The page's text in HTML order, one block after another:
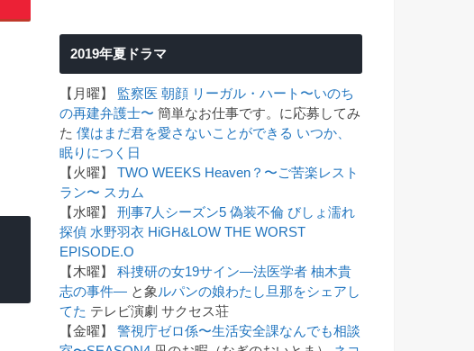
2019年夏ドラマ
【月曜】 監察医 朝顔 リーガル・ハート〜いのち
の再建弁護士〜 簡単なお仕事です。に応募してみ
た 僕はまだ君を愛さないことができる いつか、
眠りにつく日
【火曜】 TWO WEEKS Heaven？〜ご苦楽レスト
ラン〜 スカム
【水曜】 刑事7人シーズン5 偽装不倫 びしょ濡れ
探偵 水野羽衣 HiGH&LOW THE WORST
EPISODE.O
【木曜】 科捜研の女19サイン―法医学者 柚木貴
志の事件― と象 ルパンの娘わたし旦那をシェアし
てた テレビ演劇 サクセス荘
【金曜】 警視庁ゼロ係〜生活安全課なんでも相談